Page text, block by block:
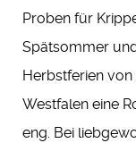
Proben für
Spätsommer
Herbstferien
Westfalen eine
eng. Bei